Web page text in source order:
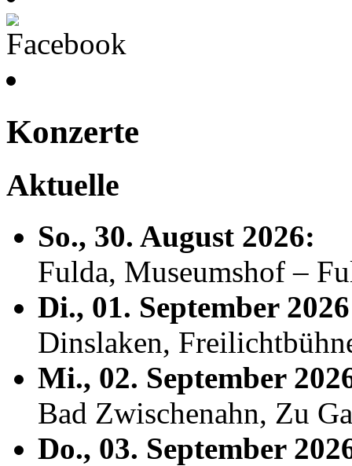
Konzerte
Aktuelle
So., 30. August 2026:
Fulda, Museumshof –
Di., 01. September
Dinslaken,
Mi., 02. September
Bad Zwischenahn, Zu
Do., 03. September